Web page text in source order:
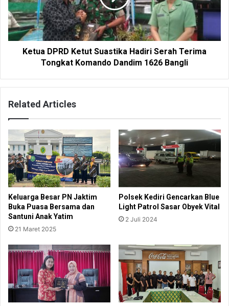
Ketua DPRD Ketut Suastika Hadiri Serah Terima
Tongkat Komando Dandim 1626 Bangli
Related Articles
Keluarga Besar PN Jaktim
Buka Puasa Bersama dan
Santuni Anak Yatim
21 Maret 2025
Polsek Kediri Gencarkan Blue
Light Patrol Sasar Obyek Vital
2 Juli 2024